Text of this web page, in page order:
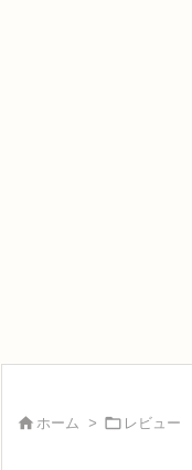
 ホーム >  レビュー